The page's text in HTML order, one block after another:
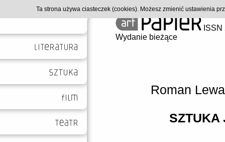
Wydanie bieżące
Roman
SZTUKA
Ta strona używa ciasteczek (cookies). Możesz zmienić ustawienia